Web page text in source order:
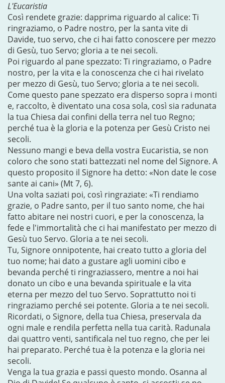
L'Eucaristia
Così rendete grazie: dapprima riguardo al calice: Ti
ringraziamo, o Padre nostro, per la santa vite di
Davide, tuo servo, che ci hai fatto conoscere per mezzo
di Gesù, tuo Servo; gloria a te nei secoli.
Poi riguardo al pane spezzato: Ti ringraziamo, o Padre
nostro, per la vita e la conoscenza che ci hai rivelato
per mezzo di Gesù, tuo Servo; gloria a te nei secoli.
Come questo pane spezzato era disperso sopra i monti
e, raccolto, è diventato una cosa sola, così sia radunata
la tua Chiesa dai confini della terra nel tuo Regno;
perché tua è la gloria e la potenza per Gesù Cristo nei
secoli.
Nessuno mangi e beva della vostra Eucaristia, se non
coloro che sono stati battezzati nel nome del Signore. A
questo proposito il Signore ha detto: «Non date le cose
sante ai cani» (Mt 7, 6).
Una volta saziati poi, così ringraziate: «Ti rendiamo
grazie, o Padre santo, per il tuo santo nome, che hai
fatto abitare nei nostri cuori, e per la conoscenza, la
fede e l'immortalità che ci hai manifestato per mezzo di
Gesù tuo Servo. Gloria a te nei secoli.
Tu, Signore onnipotente, hai creato tutto a gloria del
tuo nome; hai dato a gustare agli uomini cibo e
bevanda perché ti ringraziassero, mentre a noi hai
donato un cibo e una bevanda spirituale e la vita
eterna per mezzo del tuo Servo. Soprattutto noi ti
ringraziamo perché sei potente. Gloria a te nei secoli.
Ricordati, o Signore, della tua Chiesa, preservala da
ogni male e rendila perfetta nella tua carità. Radunala
dai quattro venti, santificala nel tuo regno, che per lei
hai preparato. Perché tua è la potenza e la gloria nei
secoli.
Venga la tua grazia e passi questo mondo. Osanna al